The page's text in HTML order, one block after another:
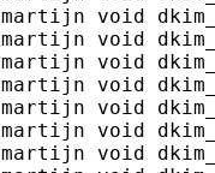
martijn
martijn
martijn
martijn
martijn
martijn
martijn